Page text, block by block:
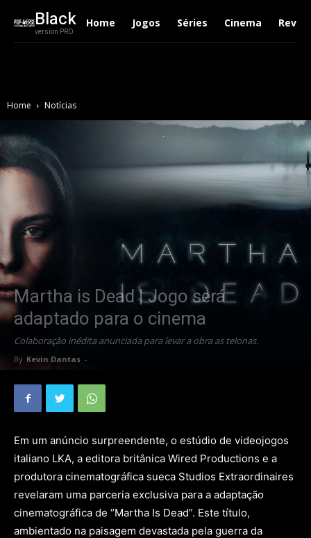
Black
version PRO
Home Jogos Séries Cinema
Home Notícias
Martha is Dead | Jogo será
adaptado para o cinema
Colaboração inédita anunciada para levar a obra as telonas.
By Kevin Dantas -
Em um anúncio surpreendente, o estúdio de videojogos
italiano LKA, a editora britânica Wired Productions e a
produtora cinematográfica sueca Studios Extraordinaires
revelaram uma parceria exclusiva para a adaptação
cinematográfica de “Martha Is Dead”. Este título,
ambientado na paisagem devastada pela guerra da